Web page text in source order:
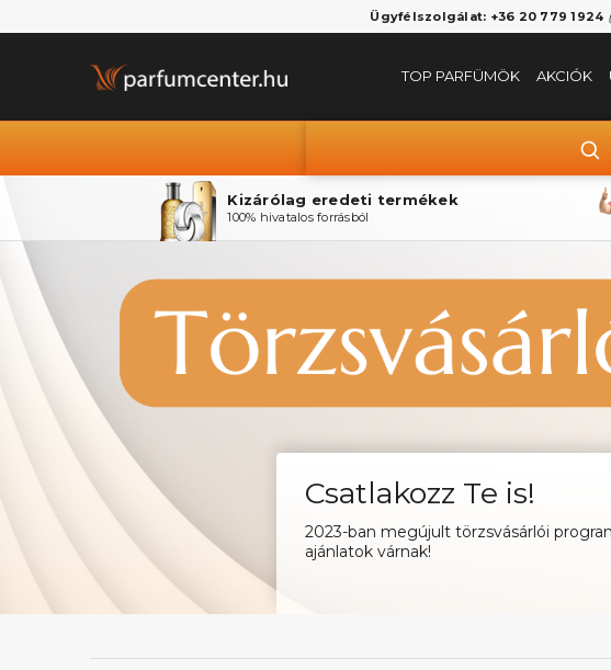
Ügyfélszolgálat: +36 20 779 1924
TOP PARFÜMÖK AKCIÓK
Kizárólag eredeti termékek
100% hivatalos forrásból
Csatlakozz Te is!
2023-ban megújult törzsvásárlói
ajánlatok várnak!